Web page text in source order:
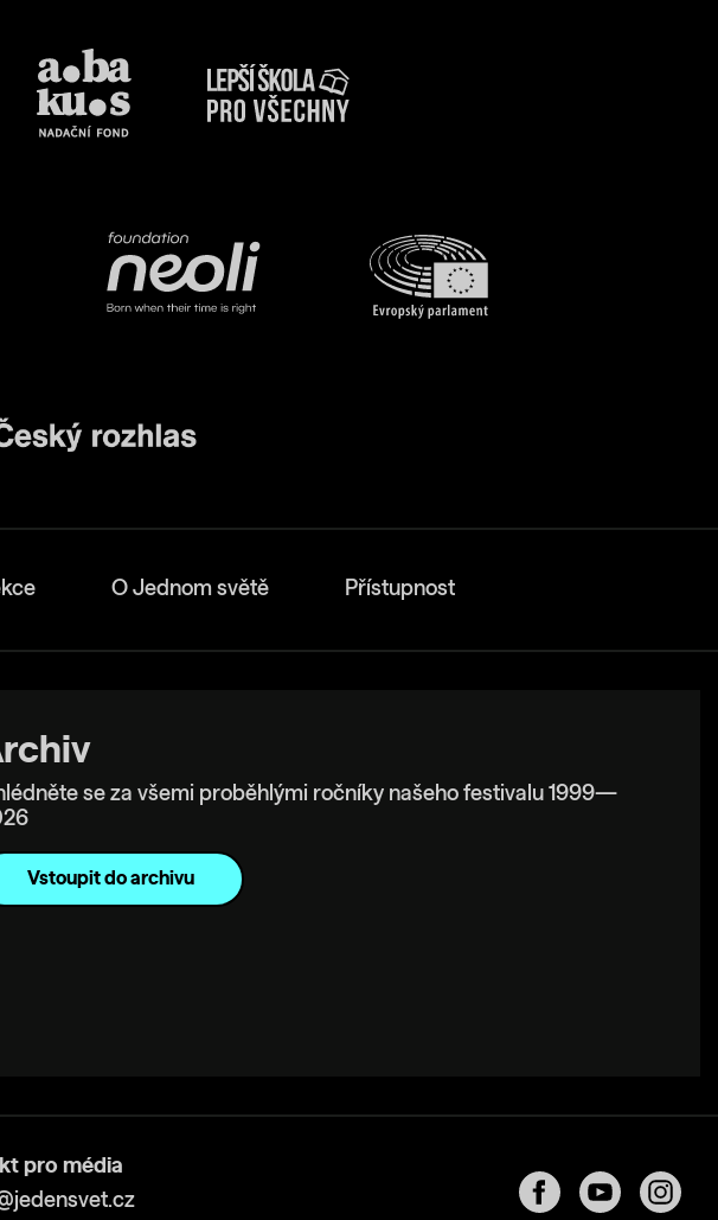
O Jednom světě Přístupnost
se za všemi proběhlými ročníky našeho festivalu 1999—
Vstoupit do archivu
pro média